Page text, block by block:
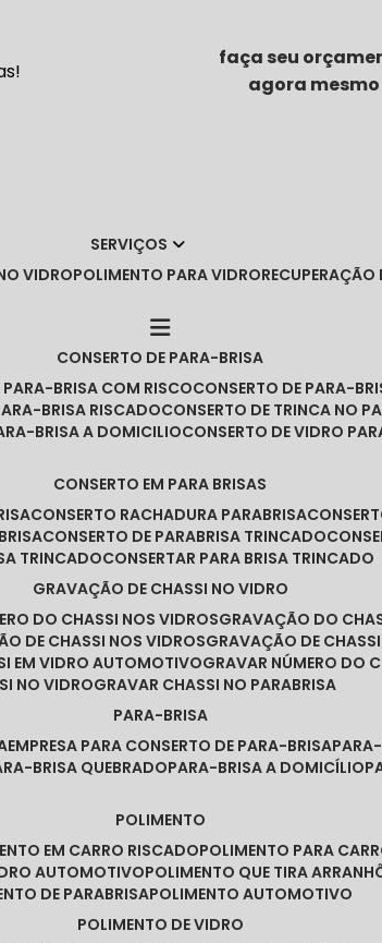
faça seu
agora mesmo
SERVIÇOS
VIDRO POLIMENTO PARA VIDRO
CONSERTO DE PARA-BRISA
PARA-BRISA COM RISCO
CONSERTO DE PARA-
BRISA RISCADO CONSERTO DE TRINCA NO
BRISA A DOMICILIO CONSERTO DE VIDRO
CONSERTO EM PARA BRISAS
CONSERTO RACHADURA PARABRISA
CONSERTO DE PARABRISA TRINCADO
TRINCADO
CONSERTAR PARA BRISA TRINCADO
GRAVAÇÃO DE CHASSI NO VIDRO
DO CHASSI NOS VIDROS
GRAVAÇÃO DO
DE CHASSI NOS VIDROS
GRAVAÇÃO DE
EM VIDRO AUTOMOTIVO
GRAVAR NÚMERO DO
NO VIDRO
GRAVAR CHASSI NO PARABRISA
PARA-BRISA
EMPRESA PARA CONSERTO DE PARA-BRISA
BRISA QUEBRADO PARA-BRISA A DOMICÍLIO
POLIMENTO
EM CARRO RISCADO POLIMENTO PARA
AUTOMOTIVO POLIMENTO QUE TIRA
DE PARABRISA POLIMENTO AUTOMOTIVO
POLIMENTO DE VIDRO